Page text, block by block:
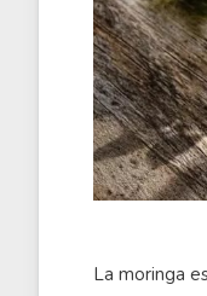
La moringa